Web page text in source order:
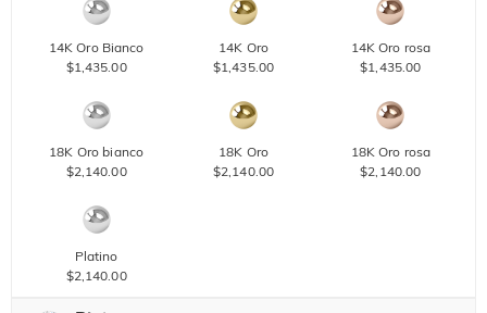
14K Oro Bianco
$1,435.00
14K Oro
$1,435.00
14K Oro rosa
$1,435.00
18K Oro bianco
$2,140.00
18K Oro
$2,140.00
18K Oro rosa
$2,140.00
Platino
$2,140.00